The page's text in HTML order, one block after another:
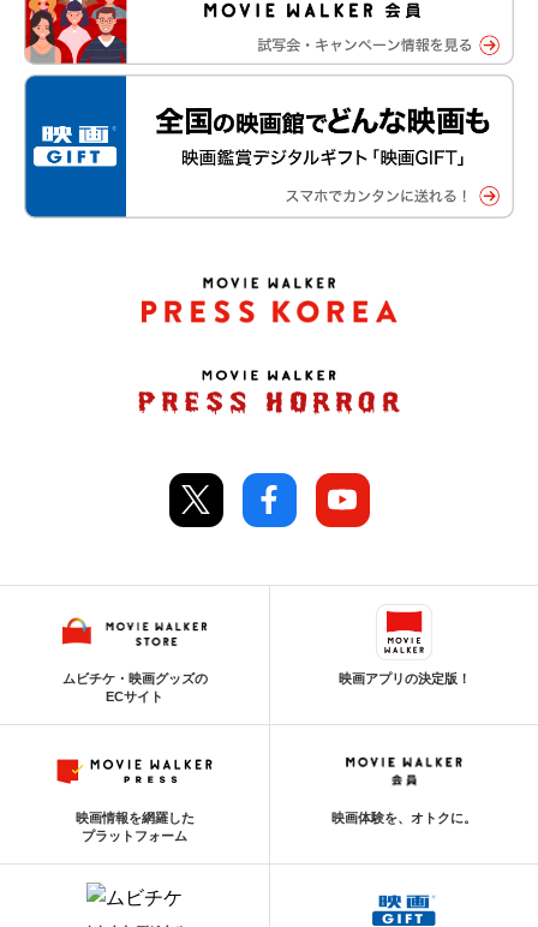
ムビチケ・映画グッズの
ECサイト
映画アプリの決定版！
映画情報を網羅した
プラットフォーム
映画体験を、オトクに。